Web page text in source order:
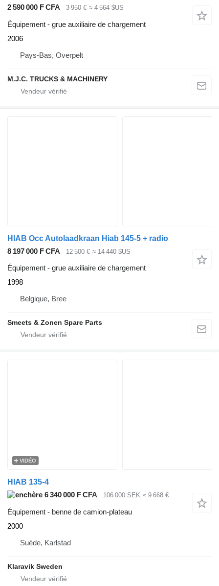
2 590 000 F CFA 3 950 € ≈ 4 564 $US
Équipement - grue auxiliaire de chargement
2006
Pays-Bas, Overpelt
M.J.C. TRUCKS & MACHINERY
HIAB Occ Autolaadkraan Hiab 145-5 + radio
8 197 000 F CFA
12 500 € ≈ 14 440 $US
Équipement - grue auxiliaire de chargement
1998
Belgique, Bree
Smeets & Zonen Spare Parts
VIDÉO
HIAB 135-4
6 340 000 F CFA
106 000 SEK ≈ 9 668 €
Équipement - benne de camion-plateau
2000
Suède, Karlstad
Klaravik Sweden